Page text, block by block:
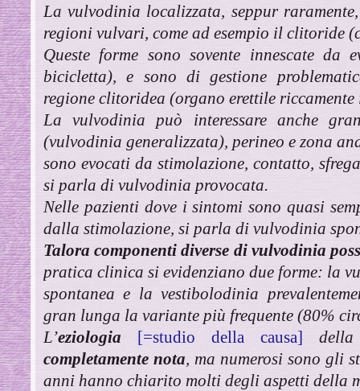
La vulvodinia localizzata, seppur
regioni vulvari, come ad esempio il clitoride
Queste forme sono sovente innescate da
bicicletta), e sono di gestione
regione clitoridea (organo erettile
La vulvodinia può interessare anche
(vulvodinia generalizzata), perineo e zona
sono evocati da stimolazione, contatto,
si parla di vulvodinia provocata.
Nelle pazienti dove i sintomi sono quasi
dalla stimolazione, si parla di vulvodinia
Talora componenti diverse di vulvodinia
pratica clinica si evidenziano due forme: la
spontanea e la vestibolodinia
gran lunga la variante più frequente (80%
L’eziologia [=studio della causa]
completamente nota, ma numerosi sono gli
anni hanno chiarito molti degli aspetti della